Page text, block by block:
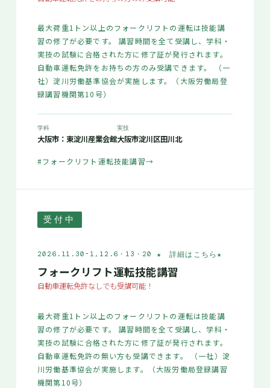
最大荷重1トン以上のフォークリフトの運転は技能講
習の修了が必要です。 講習時間を全て受講し、学科・
実技の試験に合格された方に修了証が発行されます。
自動車運転免許をお持ちの方のみ受講できます。 （一
社）淀川労働基準協会が実施します。（大阪労働局登
録講習機関第10号）
学科
大阪市：東淀川産業会館
実技
大阪市淀川区田川北
#フォークリフト運転技能講習→
受付中
2026.11.30-1,12.6・13・20 ★ 詳細はこちら★
フォークリフト運転技能講習
自動車運転免許なしでも受講可能！
最大荷重1トン以上のフォークリフトの運転は技能講
習の修了が必要です。 講習時間を全て受講し、学科・
実技の試験に合格された方に修了証が発行されます。
自動車運転免許の無い方も受講できます。 （一社）淀
川労働基準協会が実施します。（大阪労働局登録講習
機関第10号）